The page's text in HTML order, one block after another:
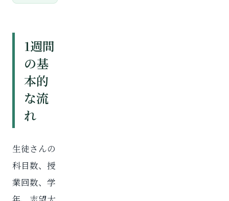
1週間
の基
本的
な流
れ
生徒さんの
科目数、授
業回数、学